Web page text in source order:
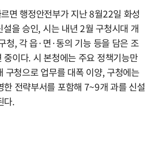
면 행정안전부가 지난 8월22일 화성
을 승인, 시는 내년 2월 구청시대 개
청, 각 읍·면·동의 기능 등을 담은 조
중이다. 시 본청에는 주요 정책기능만
구청으로 업무를 대폭 이양, 구청에는
한 전략부서를 포함해 7~9개 과를 신설
다.